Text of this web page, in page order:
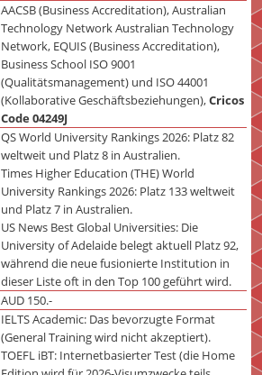
AACSB (Business Accreditation), Australian
Technology Network Australian Technology
Network, EQUIS (Business Accreditation),
Business School ISO 9001
(Qualitätsmanagement) und ISO 44001
(Kollaborative Geschäftsbeziehungen),Cricos
Code 04249J
QS World University Rankings 2026: Platz 82
weltweit und Platz 8 in Australien.
Times Higher Education (THE) World
University Rankings 2026: Platz 133 weltweit
und Platz 7 in Australien.
US News Best Global Universities: Die
University of Adelaide belegt aktuell Platz 92,
während die neue fusionierte Institution in
dieser Liste oft in den Top 100 geführt wird.
AUD 150.-
IELTS Academic: Das bevorzugte Format
(General Training wird nicht akzeptiert).
TOEFL iBT: Internetbasierter Test (die Home